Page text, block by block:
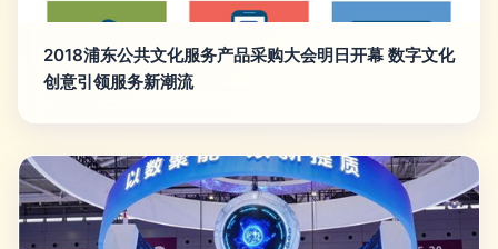
2018浦东公共文化服务产品采购大会明日开幕 数字文化
创意引领服务新潮流